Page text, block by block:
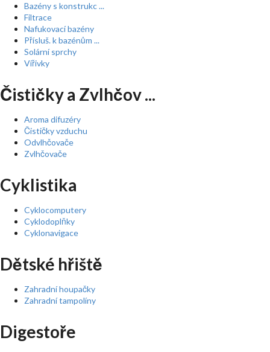
Bazény s konstrukc ...
Filtrace
Nafukovací bazény
Přísluš. k bazénům ...
Solární sprchy
Vířivky
Čističky a Zvlhčov ...
Aroma difuzéry
Čističky vzduchu
Odvlhčovače
Zvlhčovače
Cyklistika
Cyklocomputery
Cyklodoplňky
Cyklonavigace
Dětské hřiště
Zahradní houpačky
Zahradní tampolíny
Digestoře